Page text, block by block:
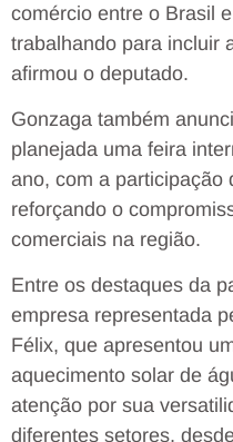
comércio entre o Brasil
trabalhando para incluir
afirmou o deputado.
Gonzaga também
planejada uma feira
ano, com a participação
reforçando o
comerciais na região.
Entre os destaques da
empresa representada
Félix, que apresentou
aquecimento solar de
atenção por sua
diferentes setores,